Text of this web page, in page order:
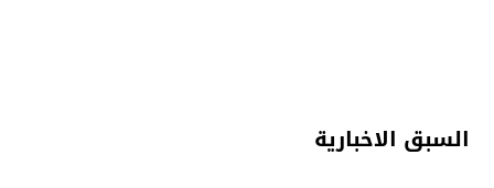
السبق الاخبارية